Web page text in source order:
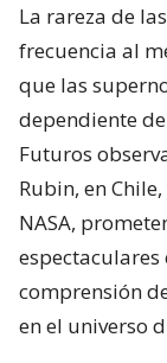
La rareza de
frecuencia al
que las
dependiente
Futuros
Rubin, en
NASA,
comprensión
en el universo